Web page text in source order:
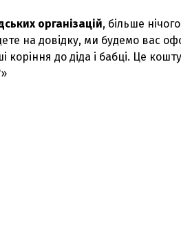
організацій, більше
на довідку, ми будемо вас
до діда і бабці. Це